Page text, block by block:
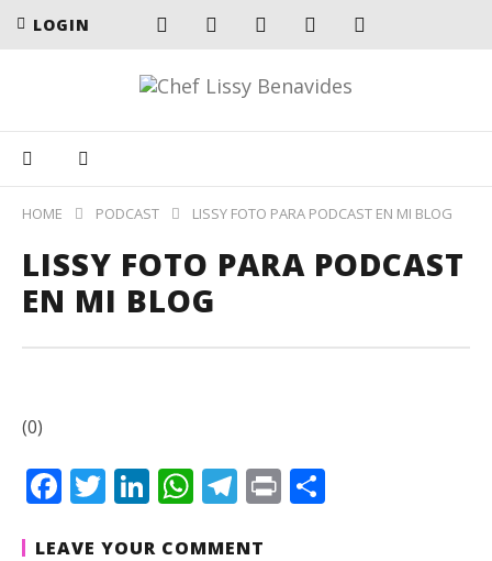
LOGIN
HOME PODCAST LISSY FOTO PARA PODCAST EN MI BLOG
LISSY FOTO PARA PODCAST
EN MI BLOG
(0)
Facebook
Twitter
LinkedIn
WhatsApp
Telegram
Print
LEAVE YOUR COMMENT